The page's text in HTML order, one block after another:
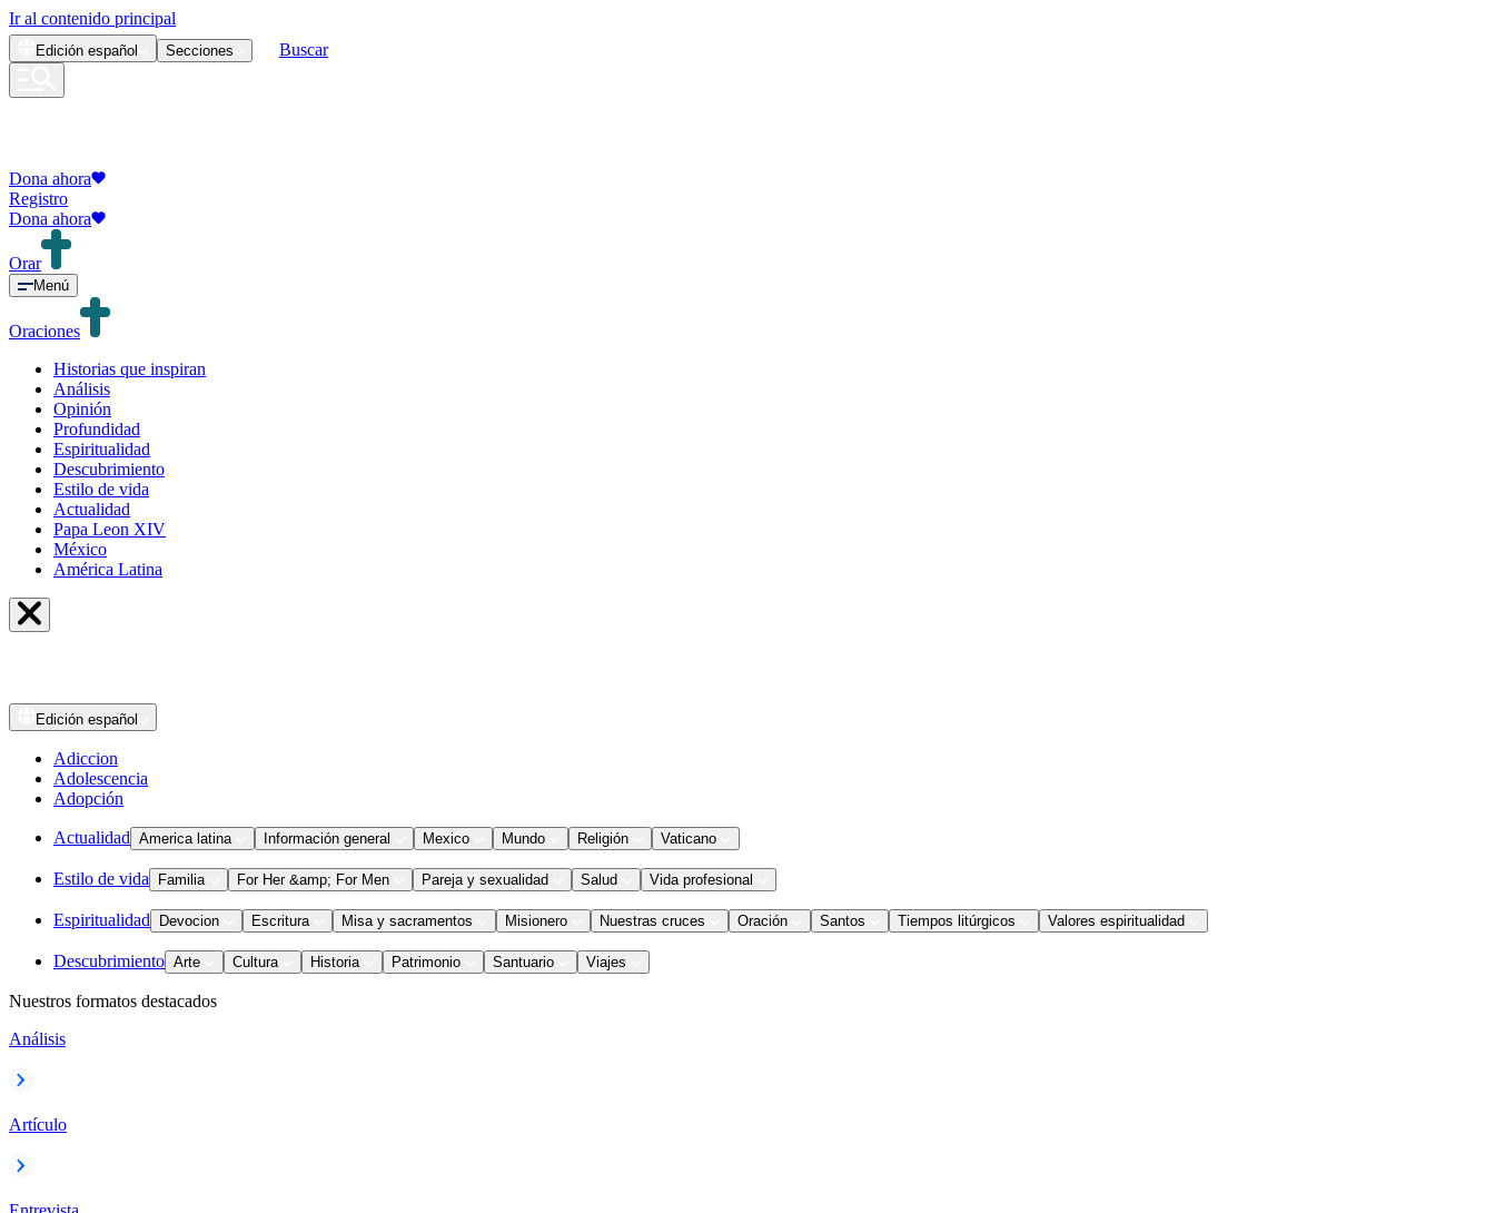
Ir al contenido principal
Edición español Secciones Buscar
Dona ahora
Registro
Dona ahora
Orar
Menú
Oraciones
Historias que inspiran
Análisis
Opinión
Profundidad
Espiritualidad
Descubrimiento
Estilo de vida
Actualidad
Papa Leon XIV
México
América Latina
Edición español
Adiccion
Adolescencia
Adopción
Actualidad America latina Información general Mexico Mundo Religión Vaticano
Estilo de vida Familia For Her &amp; For Men Pareja y sexualidad Salud Vida profesional
Espiritualidad Devocion Escritura Misa y sacramentos Misionero Nuestras cruces Oración Santos Tiempos litúrgicos Valores espiritualidad
Descubrimiento Arte Cultura Historia Patrimonio Santuario Viajes
Nuestros formatos destacados
Análisis
Artículo